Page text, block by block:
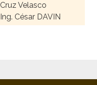
Cruz Velasco
Ing. César DAVIN